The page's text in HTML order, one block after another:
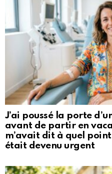
J’ai poussé la porte
avant de partir en
m’avait dit à quel point
était devenu urgent